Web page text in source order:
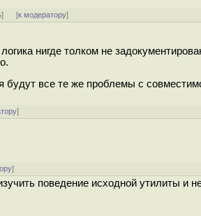
] [к модератору]
нигде толком не
все те же проблемы с
]
]
поведение исходной утилиты и